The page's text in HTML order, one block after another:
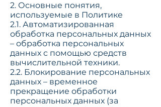
2. Основные понятия,
используемые в Политике
2.1. Автоматизированная
обработка персональных данных
– обработка персональных
данных с помощью средств
вычислительной техники.
2.2. Блокирование персональных
данных – временное
прекращение обработки
персональных данных (за